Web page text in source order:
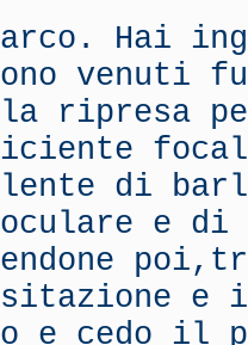
Hai
venuti
ripresa
lente di
e di
e
e cedo il